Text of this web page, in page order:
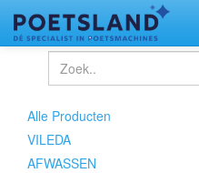
Alle Producten
VILEDA
AFWASSEN